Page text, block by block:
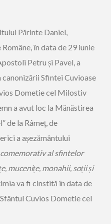
Părinte Daniel,
în data de 29 iunie
Petru și Pavel, a
Sfintei Cuvioase
Dometie cel Milostiv
a avut loc la Mănăstirea
de la Râmeț, de
a așezământului
al sfintelor
mucenițe, monahii, soții și
va fi cinstită în data de
Cuvios Dometie cel